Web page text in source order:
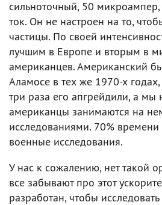
сильноточный, 50
ток. Он не настроен на то,
частицы. По своей
лучшим в Европе и вторым в
американцев. Американский
Аламосе в тех же 1970-х
три раза его апгрейдили, а мы
американцы занимаются на
исследованиями. 70% времени
военные исследования.
У нас к сожалению, нет такой
все забывают про этот
разработан, чтобы